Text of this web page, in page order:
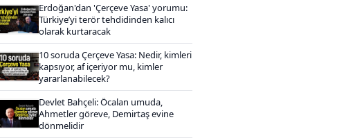
Erdoğan'dan 'Çerçeve Yasa' yorumu:
Türkiye’yi terör tehdidinden kalıcı
olarak kurtaracak
10 soruda Çerçeve Yasa: Nedir, kimleri
kapsıyor, af içeriyor mu, kimler
yararlanabilecek?
Devlet Bahçeli: Öcalan umuda,
Ahmetler göreve, Demirtaş evine
dönmelidir